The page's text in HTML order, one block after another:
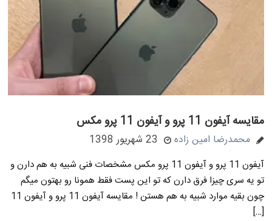
مقایسه آیفون 11 پرو و آیفون 11 پرو مکس
محمدرضا امین زاده 23 شهریور 1398
آیفون 11 پرو و آیفون 11 پرو مکس مشخصات فنی شبیه به هم دارن و
تو یه سری چیزا فرق دارن که تو این پست فقط همونا رو بهتون میگم
چون بقیه موارد شبیه به هم هستن ! مقایسه آیفون 11 پرو و آیفون 11
[…]